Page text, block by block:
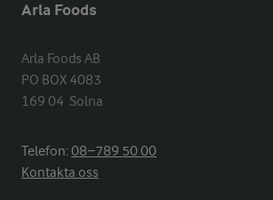
Arla Foods
Arla Foods AB
PO BOX 4083
169 04  Solna
Telefon:08−789 50 00
Kontakta oss